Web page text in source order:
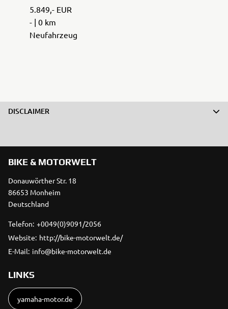
5.849,- EUR
- | 0 km
Neufahrzeug
DISCLAIMER
BIKE & MOTORWELT
Donauwörther Str. 18
86653 Monheim
Deutschland
Telefon: +0049(0)9091/2056
Website: http://bike-motorwelt.de/
E-Mail: info@bike-motorwelt.de
LINKS
yamaha-motor.de